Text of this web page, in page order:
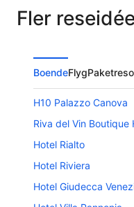
Fler
BoendeFlyg
H10 Palazzo Canova
Riva del Vin Boutique
Hotel Rialto
Hotel Riviera
Hotel Giudecca